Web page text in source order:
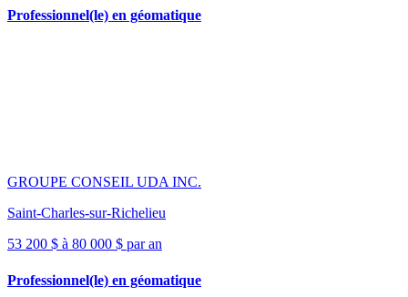
Professionnel(le) en géomatique
GROUPE CONSEIL UDA INC.
Saint-Charles-sur-Richelieu
53 200 $ à 80 000 $ par an
Professionnel(le) en géomatique